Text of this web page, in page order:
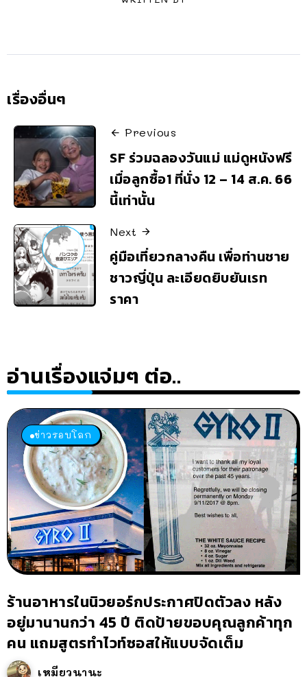
เรื่องอื่นๆ
Previous
SF ร่วมฉลองวันแม่ แม่ดูหนังฟรี
เมื่อลูกซื้อ1 ที่นั่ง 12 – 14 ส.ค. 66
นี้เท่านั้น
Next
คู่มือเที่ยวกลางคืน เพื่อท่านชาย
ชาวญี่ปุ่น ละเอียดยิบยันเรท
ราคา
อ่านเรื่องแจ่มๆ ต่อ..
ข่าวรอบโลก
ร้านอาหารในนิวยอร์กประกาศปิดตัวลง หลัง
อยู่มานานกว่า 45 ปี ติดป้ายขอบคุณลูกค้าทุก
คน แถมสูตรทำไวท์ซอสให้แบบจัดเต็ม
เหมียวนานะ